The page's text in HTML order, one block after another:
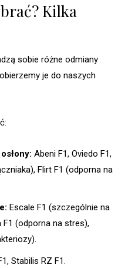
Kilka
sobie różne odmiany
je do naszych
Abeni F1, Oviedo F1,
Flirt F1 (odporna na
Escale F1 (szczególnie na
F1 (odporna na stres),
Stabilis RZ F1.